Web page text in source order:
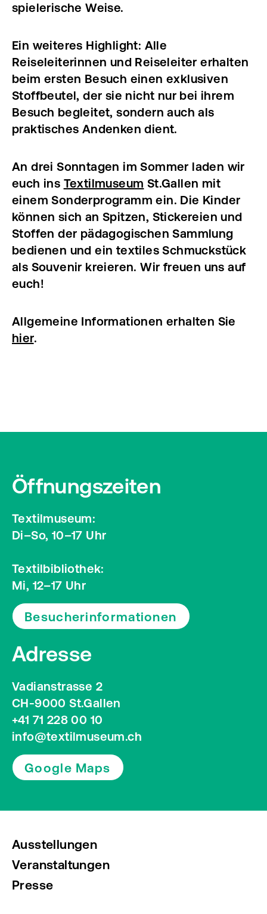
spielerische Weise.
Ein weiteres Highlight: Alle
Reiseleiterinnen und Reiseleiter erhalten
beim ersten Besuch einen exklusiven
Stoffbeutel, der sie nicht nur bei ihrem
Besuch begleitet, sondern auch als
praktisches Andenken dient.
An drei Sonntagen im Sommer laden wir
euch ins Textilmuseum St.Gallen mit
einem Sonderprogramm ein. Die Kinder
können sich an Spitzen, Stickereien und
Stoffen der pädagogischen Sammlung
bedienen und ein textiles Schmuckstück
als Souvenir kreieren. Wir freuen uns auf
euch!
Allgemeine Informationen erhalten Sie
hier.
Öffnungszeiten
Textilmuseum:
Di–So, 10–17 Uhr
Textilbibliothek:
Mi, 12–17 Uhr
Besucherinformationen
Adresse
Vadianstrasse 2
CH-9000 St.Gallen
+41 71 228 00 10
info@textilmuseum.ch
Google Maps
Ausstellungen
Veranstaltungen
Presse